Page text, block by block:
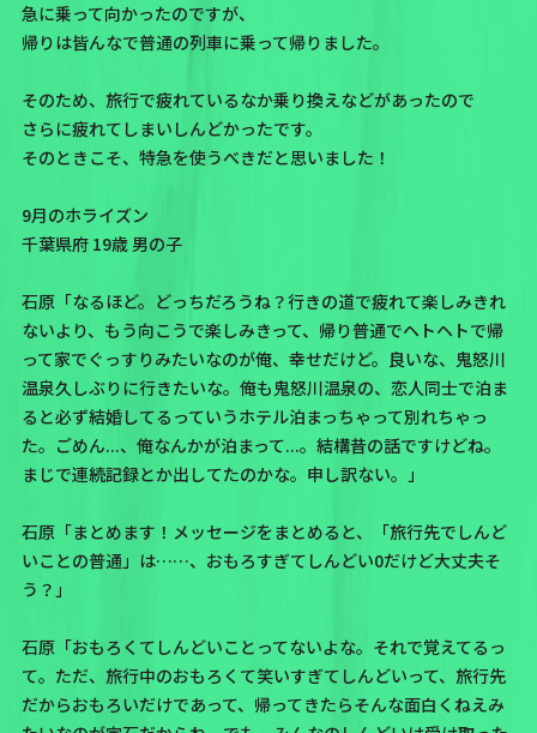
急に乗って向かったのですが、
帰りは皆んなで普通の列車に乗って帰りました。
そのため、旅行で疲れているなか乗り換えなどがあったので
さらに疲れてしまいしんどかったです。
そのときこそ、特急を使うべきだと思いました！
9月のホライズン
千葉県府 19歳 男の子
石原「なるほど。どっちだろうね？行きの道で疲れて楽しみきれ
ないより、もう向こうで楽しみきって、帰り普通でヘトヘトで帰
って家でぐっすりみたいなのが俺、幸せだけど。良いな、鬼怒川
温泉久しぶりに行きたいな。俺も鬼怒川温泉の、恋人同士で泊ま
ると必ず結婚してるっていうホテル泊まっちゃって別れちゃっ
た。ごめん...、俺なんかが泊まって...。結構昔の話ですけどね。
まじで連続記録とか出してたのかな。申し訳ない。」
石原「まとめます！メッセージをまとめると、「旅行先でしんど
いことの普通」は……、おもろすぎてしんどい0だけど大丈夫そ
う？」
石原「おもろくてしんどいことってないよな。それで覚えてるっ
て。ただ、旅行中のおもろくて笑いすぎてしんどいって、旅行先
だからおもろいだけであって、帰ってきたらそんな面白くねえみ